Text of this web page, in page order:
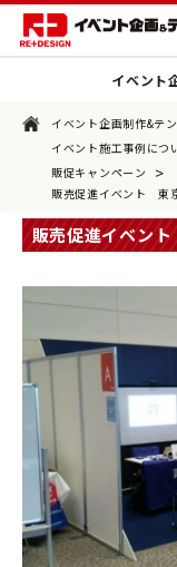
イベント
イベント企画制作&テ
イベント施工事例につ
販促キャンペーン >
販売促進イベント 東
販売促進イベン